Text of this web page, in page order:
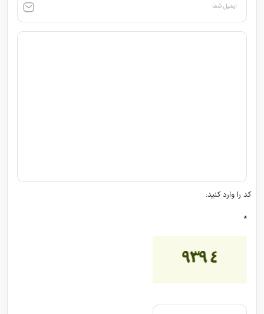
ایمیل شما
کد را وارد کنید:
*